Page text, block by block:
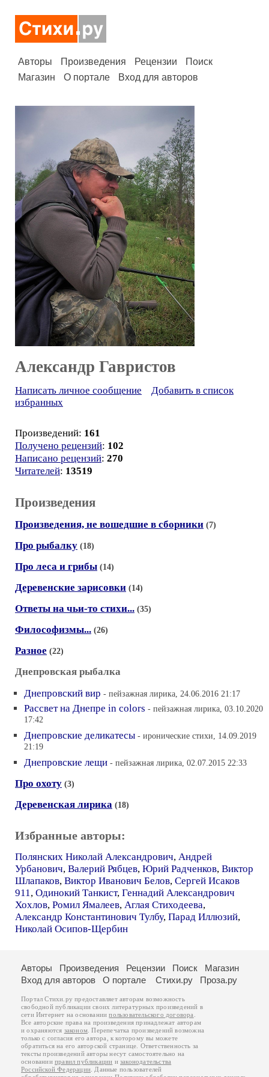
Авторы Произведения Рецензии
Поиск
Магазин
О портале Вход для авторов
Александр Гавристов
Написать личное сообщение
Добавить в список
избранных
Произведений: 161
Получено рецензий: 102
Написано рецензий: 270
Читателей: 13519
Произведения
Произведения, не вошедшие в сборники (7)
Про рыбалку (18)
Про леса и грибы (14)
Деревенские зарисовки (14)
Ответы на чьи-то стихи... (35)
Философизмы... (26)
Разное (22)
Днепровская рыбалка
Днепровский вир - пейзажная лирика, 24.06.2016 21:17
Рассвет на Днепре in colors - пейзажная лирика, 03.10.2020
17:42
Днепровские деликатесы - иронические стихи, 14.09.2019
21:19
Днепровские лещи - пейзажная лирика, 02.07.2015 22:33
Про охоту (3)
Деревенская лирика (18)
Избранные авторы:
Полянских Николай Александрович, Андрей
Урбанович, Валерий Рябцев, Юрий Радченков, Виктор
Шлапаков, Виктор Иванович Белов, Сергей Исаков
911, Одинокий Танкист, Геннадий Александрович
Хохлов, Ромил Ямалеев, Аглая Стиходеева,
Александр Константинович Тулбу, Парад Иллюзий,
Николай Осипов-Щербин
Авторы Произведения Рецензии Поиск
Магазин
Вход для авторов
О портале Стихи.ру Проза.ру
Портал Стихи.ру предоставляет авторам возможность
свободной публикации своих литературных произведений в
сети Интернет на основаниипользовательского договора
Все авторские права на произведения принадлежат авторам
и охраняются законом . Перепечатка произведений возможна
только с согласия его автора, к которому вы можете
обратиться на его авторской странице. Ответственность за
тексты произведений авторы несут самостоятельно на
основанииправил публикации изаконодательства
Российской Федерации . Данные пользователей